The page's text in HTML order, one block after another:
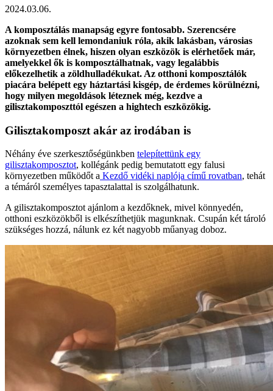
2024.03.06.
A komposztálás manapság egyre fontosabb. Szerencsére
azoknak sem kell lemondaniuk róla, akik lakásban, városias
környezetben élnek, hiszen olyan eszközök is elérhetőek már,
amelyekkel ők is komposztálhatnak, vagy legalábbis
előkezelhetik a zöldhulladékukat. Az otthoni komposztálók
piacára belépett egy háztartási kisgép, de érdemes körülnézni,
hogy milyen megoldások léteznek még, kezdve a
gilisztakomposzttól egészen a hightech eszközökig.
Gilisztakomposzt akár az irodában is
Néhány éve szerkesztőségünkben telepítettünk egy
gilisztakomposztot, kollégánk pedig bemutatott egy falusi
környezetben működőt a Kezdő vidéki naplója című rovatban, tehát
a témáról személyes tapasztalattal is szolgálhatunk.
A gilisztakomposztot ajánlom a kezdőknek, mivel könnyedén,
otthoni eszközökből is elkészíthetjük magunknak. Csupán két tároló
szükséges hozzá, nálunk ez két nagyobb műanyag doboz.